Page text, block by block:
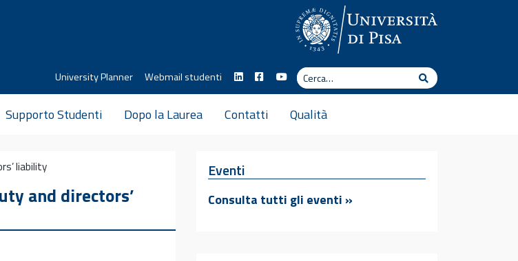
University Planner Webmail studenti
Cerca
Cerca
Supporto Studenti Dopo la Laurea Contatti Qualità
liability
and directors’
Eventi
Consulta tutti gli eventi »